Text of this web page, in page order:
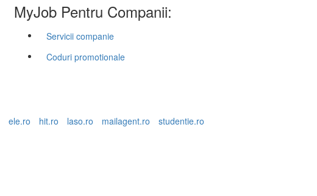
MyJob Pentru Companii:
Servicii companie
Coduri promotionale
ele.ro hit.ro laso.ro mailagent.ro
studentie.ro